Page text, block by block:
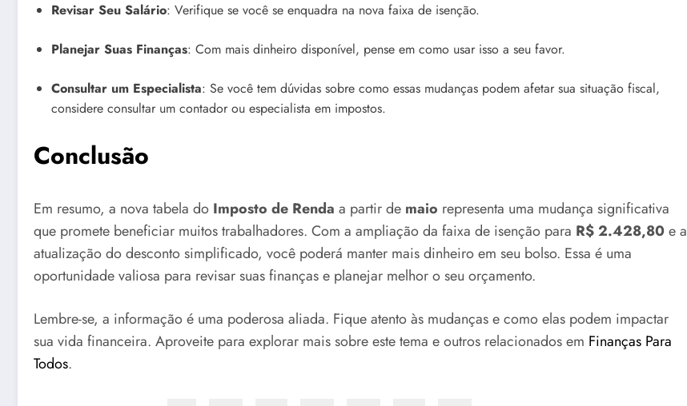
Revisar Seu Salário: Verifique se você se enquadra na nova faixa de isenção.
Planejar Suas Finanças: Com mais dinheiro disponível, pense em como usar isso a seu favor.
Consultar um Especialista: Se você tem dúvidas sobre como essas mudanças podem afetar sua situação fiscal,
considere consultar um contador ou especialista em impostos.
Conclusão
Em resumo, a nova tabela do Imposto de Renda a partir de maio representa uma mudança significativa
que promete beneficiar muitos trabalhadores. Com a ampliação da faixa de isenção para R$ 2.428,80e a
atualização do desconto simplificado, você poderá manter mais dinheiro em seu bolso. Essa é uma
oportunidade valiosa para revisar suas finanças e planejar melhor o seu orçamento.
Lembre-se, a informação é uma poderosa aliada. Fique atento às mudanças e como elas podem impactar
sua vida financeira. Aproveite para explorar mais sobre este tema e outros relacionados em Finanças Para
Todos.